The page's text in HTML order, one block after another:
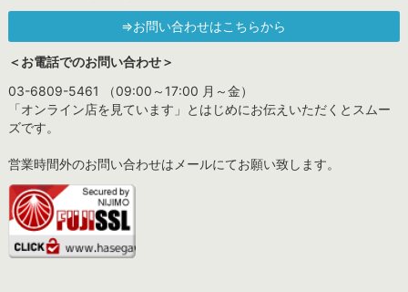
⇒お問い合わせはこちらから
＜お電話でのお問い合わせ＞
03-6809-5461 （09:00～17:00 月～金）
「オンライン店を見ています」とはじめにお伝えいただくとスムー
ズです。
営業時間外のお問い合わせはメールにてお願い致します。